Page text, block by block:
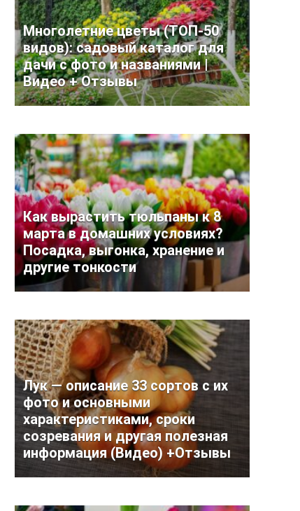
Многолетние цветы (ТОП-50
видов): садовый каталог для
дачи с фото и названиями |
Видео + Отзывы
Как вырастить тюльпаны к 8
марта в домашних условиях?
Посадка, выгонка, хранение и
другие тонкости
Лук — описание 33 сортов с их
фото и основными
характеристиками, сроки
созревания и другая полезная
информация (Видео) +Отзывы